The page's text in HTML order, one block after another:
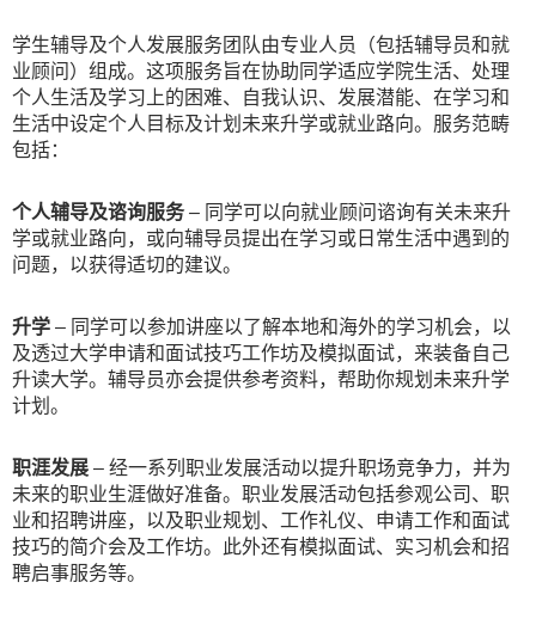
学生辅导及个人发展服务团队由专业人员（包括辅导员和就
业顾问）组成。这项服务旨在协助同学适应学院生活、处理
个人生活及学习上的困难、自我认识、发展潜能、在学习和
生活中设定个人目标及计划未来升学或就业路向。服务范畴
包括：
个人辅导及谘询服务 – 同学可以向就业顾问谘询有关未来升
学或就业路向，或向辅导员提出在学习或日常生活中遇到的
问题，以获得适切的建议。
升学 – 同学可以参加讲座以了解本地和海外的学习机会，以
及透过大学申请和面试技巧工作坊及模拟面试，来装备自己
升读大学。辅导员亦会提供参考资料，帮助你规划未来升学
计划。
职涯发展 – 经一系列职业发展活动以提升职场竞争力，并为
未来的职业生涯做好准备。职业发展活动包括参观公司、职
业和招聘讲座，以及职业规划、工作礼仪、申请工作和面试
技巧的简介会及工作坊。此外还有模拟面试、实习机会和招
聘启事服务等。